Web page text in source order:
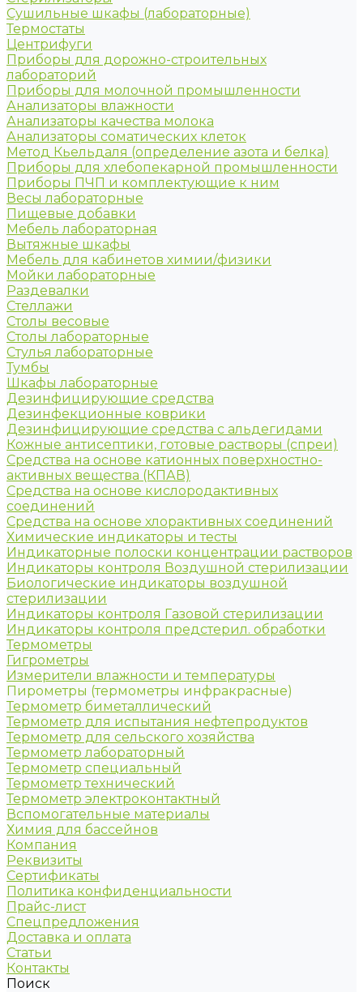
Сушильные шкафы (лабораторные)
Термостаты
Центрифуги
Приборы для дорожно-строительных
лабораторий
Приборы для молочной промышленности
Анализаторы влажности
Анализаторы качества молока
Анализаторы соматических клеток
Метод Кьельдаля (определение азота и белка)
Приборы для хлебопекарной промышленности
Приборы ПЧП и комплектующие к ним
Весы лабораторные
Пищевые добавки
Мебель лабораторная
Вытяжные шкафы
Мебель для кабинетов химии/физики
Мойки лабораторные
Раздевалки
Стеллажи
Столы весовые
Столы лабораторные
Стулья лабораторные
Тумбы
Шкафы лабораторные
Дезинфицирующие средства
Дезинфекционные коврики
Дезинфицирующие средства с альдегидами
Кожные антисептики, готовые растворы (спреи)
Средства на основе катионных поверхностно-
активных вещества (КПАВ)
Средства на основе кислородактивных
соединений
Средства на основе хлорактивных соединений
Химические индикаторы и тесты
Индикаторные полоски концентрации растворов
Индикаторы контроля Воздушной стерилизации
Биологические индикаторы воздушной
стерилизации
Индикаторы контроля Газовой стерилизации
Индикаторы контроля предстерил. обработки
Термометры
Гигрометры
Измерители влажности и температуры
Пирометры (термометры инфракрасные)
Термометр биметаллический
Термометр для испытания нефтепродуктов
Термометр для сельского хозяйства
Термометр лабораторный
Термометр специальный
Термометр технический
Термометр электроконтактный
Вспомогательные материалы
Химия для бассейнов
Компания
Реквизиты
Сертификаты
Политика конфиденциальности
Прайс-лист
Спецпредложения
Доставка и оплата
Статьи
Контакты
Поиск